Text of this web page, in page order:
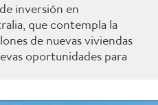
inversión en
que contempla la
de nuevas viviendas
oportunidades para